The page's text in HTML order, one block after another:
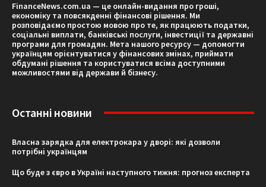
FinanceNews.com.ua — це онлайн-видання про гроші,
економіку та повсякденні фінансові рішення. Ми
розповідаємо простою мовою про те, як працюють податки,
соціальні виплати, банківські послуги, інвестиції та державні
програми для громадян. Мета нашого ресурсу — допомогти
українцям орієнтуватися у фінансових змінах, приймати
обдумані рішення та користуватися всіма доступними
можливостями від держави й бізнесу.
Останні новини
Власна зарядка для електрокара у дворі: які дозволи
потрібні українцям
Що буде з євро в Україні наступного тижня: прогноз експерта